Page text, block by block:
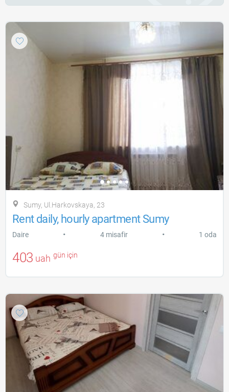
Sumy, Ul.Harkovskaya, 23
Rent daily, hourly apartment Sumy
Daire • 4 misafir • 1 oda
403 uah gün için